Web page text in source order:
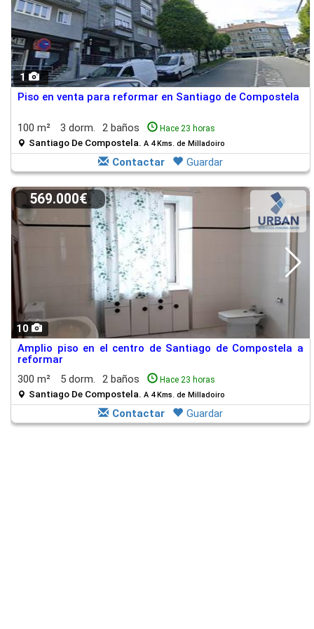
1
Piso en venta para reformar en Santiago de Compostela
100 m² 3 dorm. 2 baños Hace 23 horas
Santiago De Compostela. A 4 Kms. de Milladoiro
Contactar Guardar
10
569.000€
Amplio piso en el centro de Santiago de Compostela a
reformar
300 m²
5 dorm. 2 baños Hace 23 horas
Santiago De Compostela. A 4 Kms. de Milladoiro
Contactar Guardar